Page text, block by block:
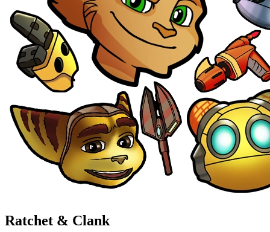
Ratchet & Clank